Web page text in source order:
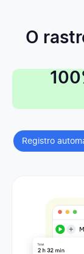
O
Registro